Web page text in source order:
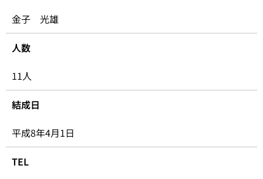
金子 光雄
人数
11人
結成日
平成8年4月1日
TEL